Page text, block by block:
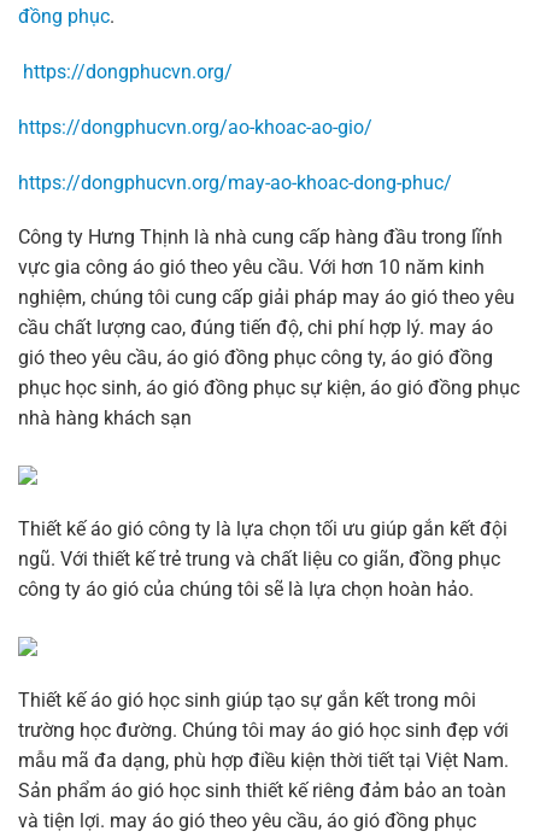
đồng phục.
https://dongphucvn.org/
https://dongphucvn.org/ao-khoac-ao-gio/
https://dongphucvn.org/may-ao-khoac-dong-phuc/
Công ty Hưng Thịnh là nhà cung cấp hàng đầu trong lĩnh
vực gia công áo gió theo yêu cầu. Với hơn 10 năm kinh
nghiệm, chúng tôi cung cấp giải pháp may áo gió theo yêu
cầu chất lượng cao, đúng tiến độ, chi phí hợp lý. may áo
gió theo yêu cầu, áo gió đồng phục công ty, áo gió đồng
phục học sinh, áo gió đồng phục sự kiện, áo gió đồng phục
nhà hàng khách sạn
Thiết kế áo gió công ty là lựa chọn tối ưu giúp gắn kết đội
ngũ. Với thiết kế trẻ trung và chất liệu co giãn, đồng phục
công ty áo gió của chúng tôi sẽ là lựa chọn hoàn hảo.
Thiết kế áo gió học sinh giúp tạo sự gắn kết trong môi
trường học đường. Chúng tôi may áo gió học sinh đẹp với
mẫu mã đa dạng, phù hợp điều kiện thời tiết tại Việt Nam.
Sản phẩm áo gió học sinh thiết kế riêng đảm bảo an toàn
và tiện lợi. may áo gió theo yêu cầu, áo gió đồng phục